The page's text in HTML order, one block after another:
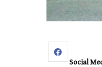
Social